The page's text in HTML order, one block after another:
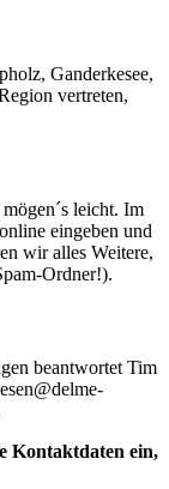
Ganderkesee,
vertreten,
leicht. Im
eingeben und
wir alles Weitere,
Ordner!).
beantwortet Tim
Kontaktdaten ein,